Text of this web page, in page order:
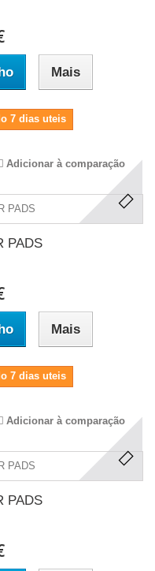
Mais
7 dias uteis
Adicionar à comparação
PADS
Mais
7 dias uteis
Adicionar à comparação
PADS